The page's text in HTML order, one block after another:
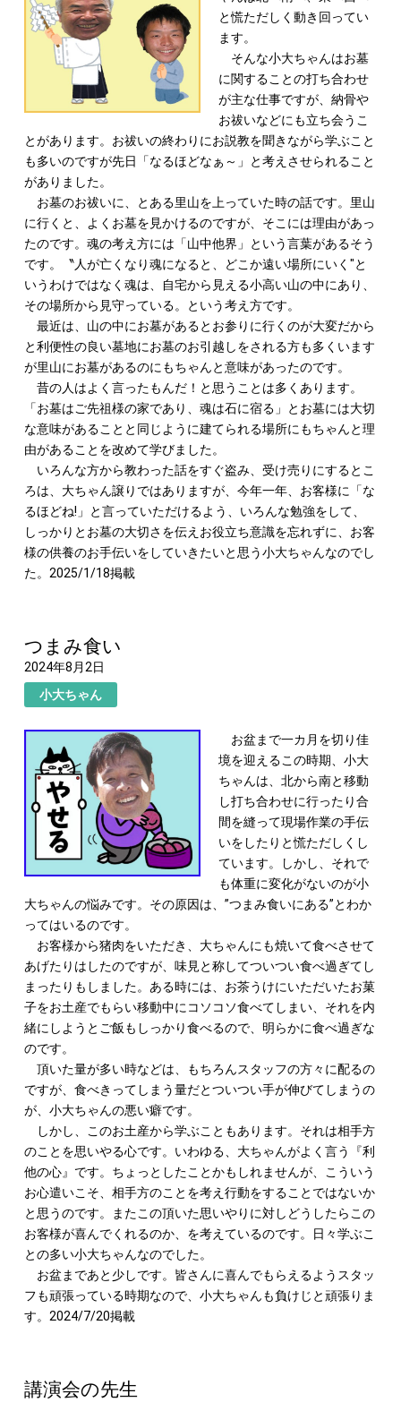
と慌ただしく動き回ってい
ます。
そんな小大ちゃんはお墓
に関することの打ち合わせ
が主な仕事ですが、納骨や
お祓いなどにも立ち会うこ
とがあります。お祓いの終わりにお説教を聞きながら学ぶこと
も多いのですが先日「なるほどなぁ～」と考えさせられること
がありました。
お墓のお祓いに、とある里山を上っていた時の話です。里山
に行くと、よくお墓を見かけるのですが、そこには理由があっ
たのです。魂の考え方には「山中他界」という言葉があるそう
です。〝人が亡くなり魂になると、どこか遠い場所にいく″と
いうわけではなく魂は、自宅から見える小高い山の中にあり、
その場所から見守っている。という考え方です。
最近は、山の中にお墓があるとお参りに行くのが大変だから
と利便性の良い墓地にお墓のお引越しをされる方も多くいます
が里山にお墓があるのにもちゃんと意味があったのです。
昔の人はよく言ったもんだ！と思うことは多くあります。
「お墓はご先祖様の家であり、魂は石に宿る」とお墓には大切
な意味があることと同じように建てられる場所にもちゃんと理
由があることを改めて学びました。
いろんな方から教わった話をすぐ盗み、受け売りにするとこ
ろは、大ちゃん譲りではありますが、今年一年、お客様に「な
るほどね!」と言っていただけるよう、いろんな勉強をして、
しっかりとお墓の大切さを伝えお役立ち意識を忘れずに、お客
様の供養のお手伝いをしていきたいと思う小大ちゃんなのでし
た。2025/1/18掲載
つまみ食い
2024年8月2日
小大ちゃん
お盆まで一カ月を切り佳
境を迎えるこの時期、小大
ちゃんは、北から南と移動
し打ち合わせに行ったり合
間を縫って現場作業の手伝
いをしたりと慌ただしくし
ています。しかし、それで
も体重に変化がないのが小
大ちゃんの悩みです。その原因は、”つまみ食いにある”とわか
ってはいるのです。
お客様から猪肉をいただき、大ちゃんにも焼いて食べさせて
あげたりはしたのですが、味見と称してついつい食べ過ぎてし
まったりもしました。ある時には、お茶うけにいただいたお菓
子をお土産でもらい移動中にコソコソ食べてしまい、それを内
緒にしようとご飯もしっかり食べるので、明らかに食べ過ぎな
のです。
頂いた量が多い時などは、もちろんスタッフの方々に配るの
ですが、食べきってしまう量だとついつい手が伸びてしまうの
が、小大ちゃんの悪い癖です。
しかし、このお土産から学ぶこともあります。それは相手方
のことを思いやる心です。いわゆる、大ちゃんがよく言う『利
他の心』です。ちょっとしたことかもしれませんが、こういう
お心遣いこそ、相手方のことを考え行動をすることではないか
と思うのです。またこの頂いた思いやりに対しどうしたらこの
お客様が喜んでくれるのか、を考えているのです。日々学ぶこ
との多い小大ちゃんなのでした。
お盆まであと少しです。皆さんに喜んでもらえるようスタッ
フも頑張っている時期なので、小大ちゃんも負けじと頑張りま
す。2024/7/20掲載
講演会の先生